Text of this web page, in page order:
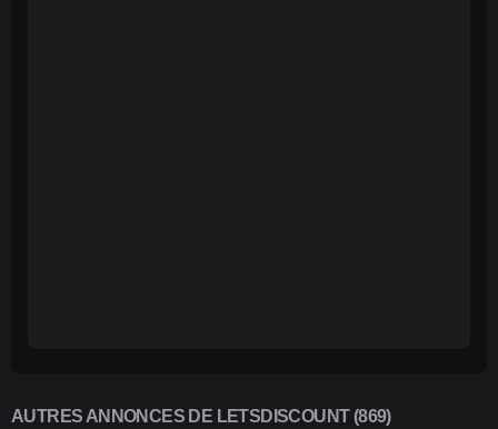
AUTRES ANNONCES DE LETSDISCOUNT (869)